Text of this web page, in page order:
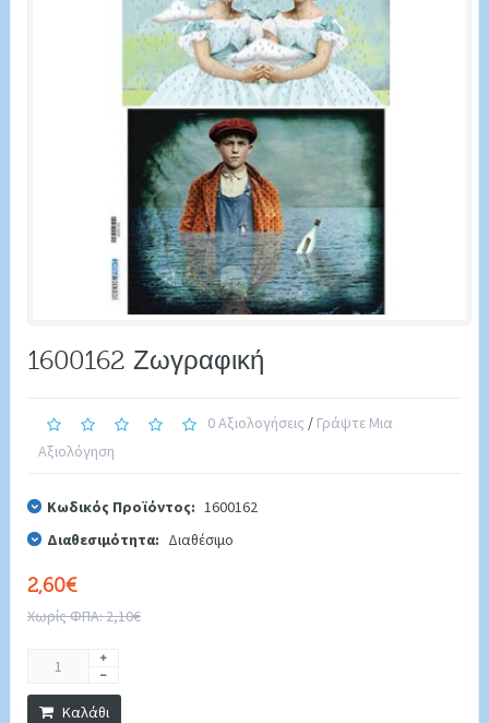
1600162 Ζωγραφική
0 Αξιολογήσεις / Γράψτε Μια
Αξιολόγηση
Κωδικός Προϊόντος: 1600162
Διαθεσιμότητα: Διαθέσιμο
2,60€
Χωρίς ΦΠΑ: 2,10€
Καλάθι